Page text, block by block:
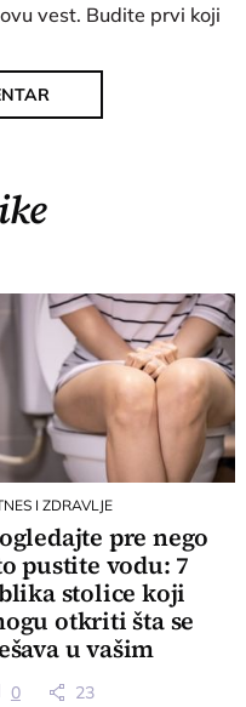
vest. Budite prvi koji
I ZDRAVLJE
pre nego
pustite vodu: 7
stolice koji
otkriti šta se
u vašim
0 23